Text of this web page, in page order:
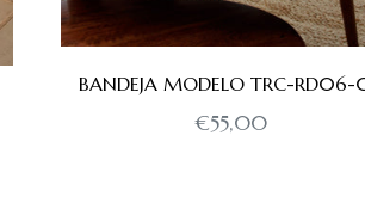
BANDEJA MODELO TRC-
Precio
€55,00